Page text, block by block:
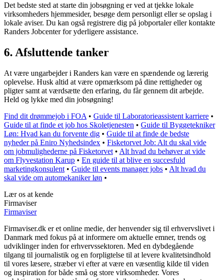
Det bedste sted at starte din jobsøgning er ved at tjekke lokale
virksomheders hjemmesider, besøge dem personligt eller se opslag i
lokale aviser. Du kan også registrere dig på jobportaler eller kontakte
Randers Jobcenter for yderligere assistance.
6. Afsluttende tanker
At være ungarbejder i Randers kan være en spændende og lærerig
oplevelse. Husk altid at være opmærksom på dine rettigheder og
pligter samt at værdsætte den erfaring, du får gennem dit arbejde.
Held og lykke med din jobsøgning!
Find dit drømmejob i FOA • Guide til Laboratorieassistent karriere •
Guide til at finde et job hos Skoletjenesten • Guide til Byggetekniker
Løn: Hvad kan du forvente dig • Guide til at finde de bedste
nyheder på Eniro Nyhedsindex • Fisketorvet Job: Alt du skal vide
om jobmulighederne på Fisketorvet • Alt hvad du behøver at vide
om Flyvestation Karup • En guide til at blive en succesfuld
marketingkonsulent • Guide til events manager jobs • Alt hvad du
skal vide om automekaniker løn •
Lær os at kende
Firmaviser
Firmaviser
Firmaviser.dk er et online medie, der henvender sig til erhvervslivet i
Danmark med fokus på at informere om aktuelle emner, trends og
udviklinger inden for erhvervssektoren. Med en dybdegående
tilgang til journalistik og en forpligtelse til at levere kvalitetsindhold
til vores læsere, stræber vi efter at være en væsentlig kilde til viden
og inspiration for både små og store virksomheder. Vores